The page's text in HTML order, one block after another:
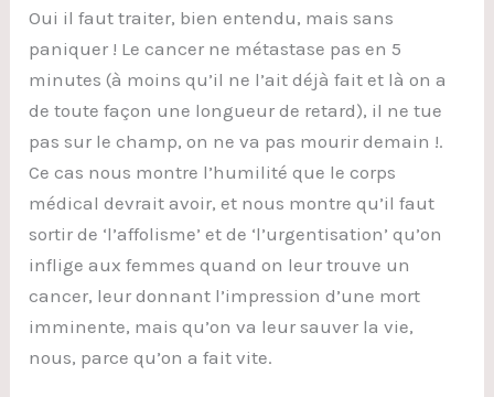
Oui il faut traiter, bien entendu, mais sans
paniquer ! Le cancer ne métastase pas en 5
minutes (à moins qu’il ne l’ait déjà fait et là on a
de toute façon une longueur de retard), il ne tue
pas sur le champ, on ne va pas mourir demain !.
Ce cas nous montre l’humilité que le corps
médical devrait avoir, et nous montre qu’il faut
sortir de ‘l’affolisme’ et de ‘l’urgentisation’ qu’on
inflige aux femmes quand on leur trouve un
cancer, leur donnant l’impression d’une mort
imminente, mais qu’on va leur sauver la vie,
nous, parce qu’on a fait vite.